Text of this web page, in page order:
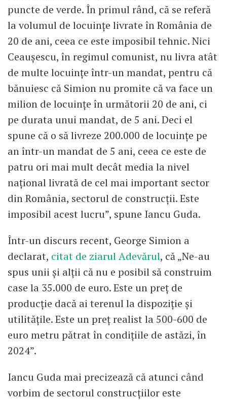
puncte de verde. În primul rând, că se referă
la volumul de locuințe livrate în România de
20 de ani, ceea ce este imposibil tehnic. Nici
Ceaușescu, în regimul comunist, nu livra atât
de multe locuințe într-un mandat, pentru că
bănuiesc că Simion nu promite că va face un
milion de locuințe în următorii 20 de ani, ci
pe durata unui mandat, de 5 ani. Deci el
spune că o să livreze 200.000 de locuințe pe
an într-un mandat de 5 ani, ceea ce este de
patru ori mai mult decât media la nivel
național livrată de cel mai important sector
din România, sectorul de construcții. Este
imposibil acest lucru”, spune Iancu Guda.
Într-un discurs recent, George Simion a
declarat, citat de ziarul Adevărul, că „Ne-au
spus unii și alții că nu e posibil să construim
case la 35.000 de euro. Este un preț de
producție dacă ai terenul la dispoziție și
utilitățile. Este un preț realist la 500-600 de
euro metru pătrat în condițiile de astăzi, în
2024”.
Iancu Guda mai precizează că atunci când
vorbim de sectorul construcțiilor este